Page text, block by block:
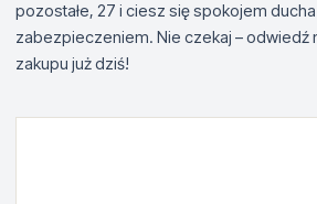
pozostałe, 27 i ciesz się spokojem
zabezpieczeniem. Nie czekaj – odwiedź
zakupu już dziś!